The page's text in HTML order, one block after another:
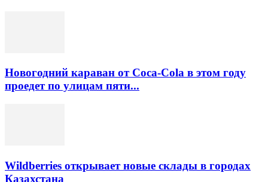
Новогодний караван от Coca-Cola в этом году
проедет по улицам пяти...
Wildberries открывает новые склады в городах
Казахстана